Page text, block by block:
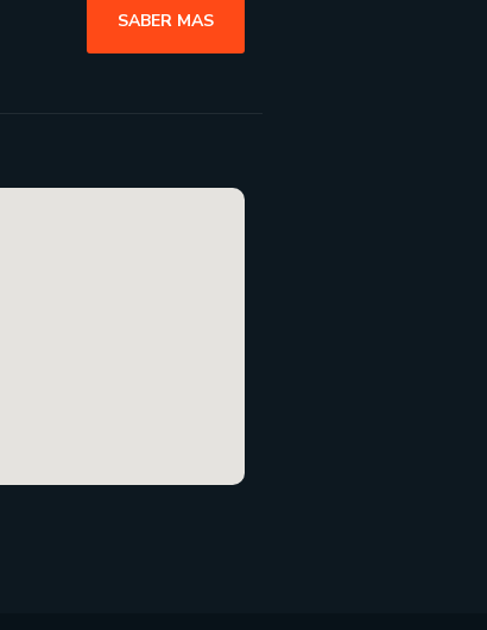
SABER MAS